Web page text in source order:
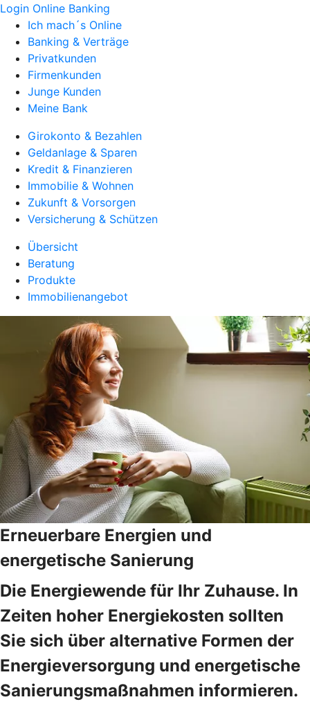
Login Online Banking
Ich mach´s Online
Banking & Verträge
Privatkunden
Firmenkunden
Junge Kunden
Meine Bank
Girokonto & Bezahlen
Geldanlage & Sparen
Kredit & Finanzieren
Immobilie & Wohnen
Zukunft & Vorsorgen
Versicherung & Schützen
Übersicht
Beratung
Produkte
Immobilienangebot
Erneuerbare Energien und
energetische Sanierung
Die Energiewende für Ihr Zuhause. In
Zeiten hoher Energiekosten sollten
Sie sich über alternative Formen der
Energieversorgung und energetische
Sanierungsmaßnahmen informieren.